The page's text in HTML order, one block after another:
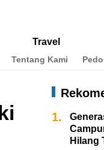
Travel
Tentang Kami
1.
Hilang